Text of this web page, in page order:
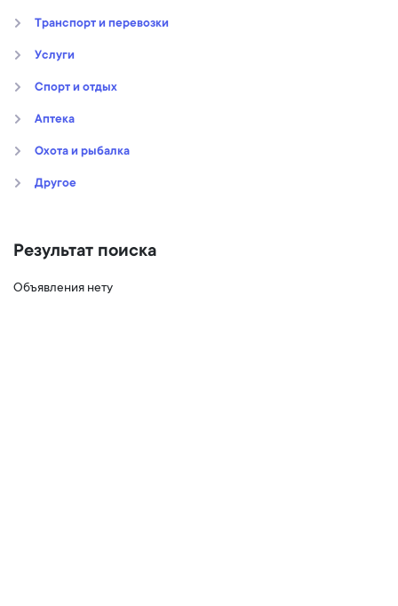
Транспорт и перевозки
Услуги
Спорт и отдых
Аптека
Охота и рыбалка
Другое
Результат поиска
Объявления нету